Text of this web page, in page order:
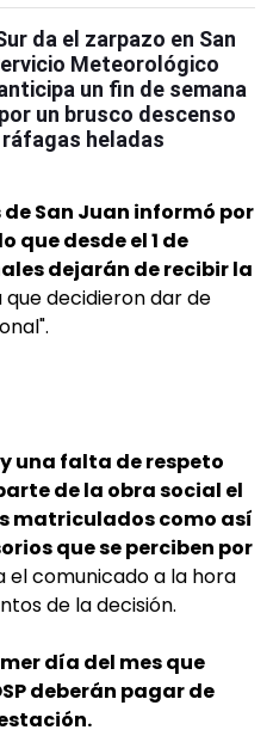
da el zarpazo en San
Meteorológico
un fin de semana
un brusco descenso
heladas
San Juan informó por
que desde el 1 de
dejarán de recibir la
que decidieron dar de
una falta de respeto
de la obra social el
matriculados como así
que se perciben por
el comunicado a la hora
de la decisión.
día del mes que
deberán pagar de